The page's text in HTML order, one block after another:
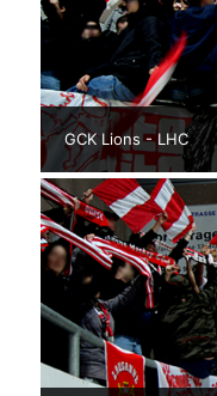
GCK Lions - LHC